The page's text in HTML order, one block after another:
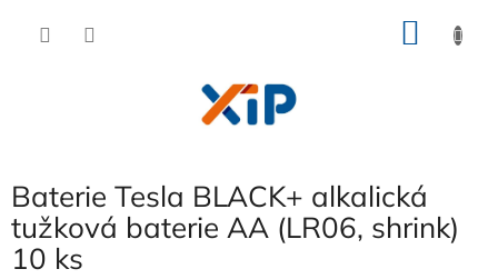
Baterie Tesla BLACK+ alkalická
tužková baterie AA (LR06, shrink)
10 ks